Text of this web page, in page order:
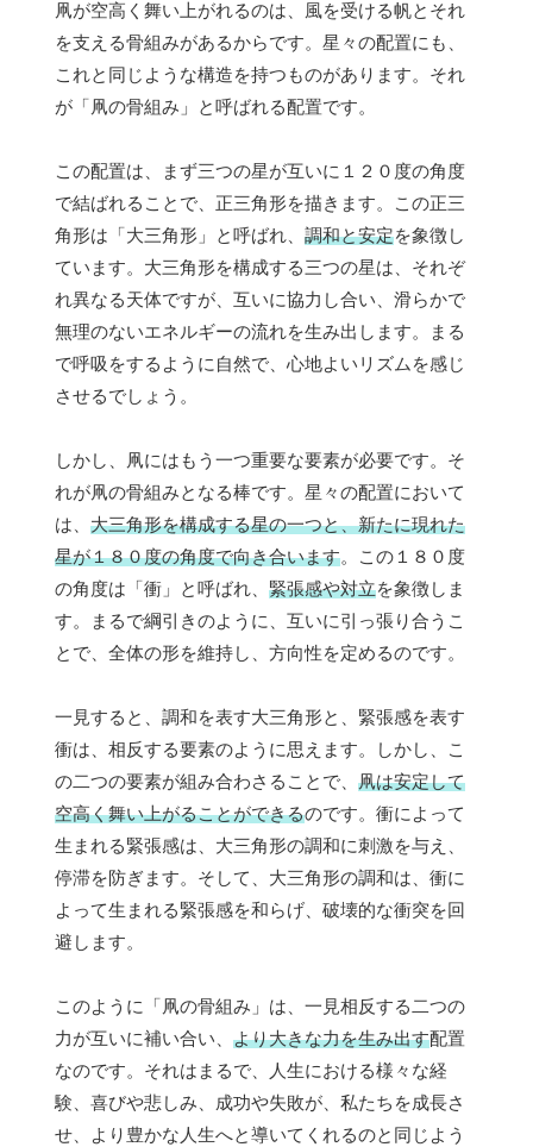
凧が空高く舞い上がれるのは、風を受ける帆とそれ
を支える骨組みがあるからです。星々の配置にも、
これと同じような構造を持つものがあります。それ
が「凧の骨組み」と呼ばれる配置です。
この配置は、まず三つの星が互いに１２０度の角度
で結ばれることで、正三角形を描きます。この正三
角形は「大三角形」と呼ばれ、 調和と安定を象徴し
ています。大三角形を構成する三つの星は、それぞ
れ異なる天体ですが、互いに協力し合い、滑らかで
無理のないエネルギーの流れを生み出します。まる
で呼吸をするように自然で、心地よいリズムを感じ
させるでしょう。
しかし、凧にはもう一つ重要な要素が必要です。そ
れが凧の骨組みとなる棒です。星々の配置において
は、 大三角形を構成する星の一つと、新たに現れた
星が１８０度の角度で向き合います。この１８０度
の角度は「衝」と呼ばれ、 緊張感や対立を象徴しま
す。まるで綱引きのように、互いに引っ張り合うこ
とで、全体の形を維持し、方向性を定めるのです。
一見すると、調和を表す大三角形と、緊張感を表す
衝は、相反する要素のように思えます。しかし、こ
の二つの要素が組み合わさることで、 凧は安定して
空高く舞い上がることができるのです。衝によって
生まれる緊張感は、大三角形の調和に刺激を与え、
停滞を防ぎます。そして、大三角形の調和は、衝に
よって生まれる緊張感を和らげ、破壊的な衝突を回
避します。
このように「凧の骨組み」は、一見相反する二つの
力が互いに補い合い、 より大きな力を生み出す配置
なのです。それはまるで、人生における様々な経
験、喜びや悲しみ、成功や失敗が、私たちを成長さ
せ、より豊かな人生へと導いてくれるのと同じよう